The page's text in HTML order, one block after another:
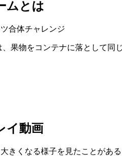
ムとは
合体チャレンジ
、果物をコンテナに落として同
イ動画
きくなる様子を見たことがあ